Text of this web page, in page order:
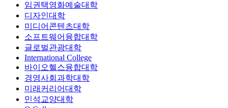
임권택영화예술대학
디자인대학
미디어콘텐츠대학
소프트웨어융합대학
글로벌관광대학
International College
바이오헬스융합대학
경영사회과학대학
미래커리어대학
민석교양대학